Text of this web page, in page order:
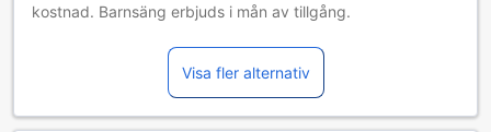
kostnad. Barnsäng erbjuds i mån av tillgång.
Bor gratis om befintliga sängar används.
Gäster 18 år och äldre betraktas som vuxna
Tillgång av extrasängar beror på vilket rum du väljer. Var
god kontrollera rummets beläggning för mer information.
Visa fler alternativ